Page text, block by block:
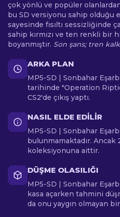
çok yönlü ve popüler
bu SD versiyonu sahip olduğu
sayesinde fısıltı sessizliğinde
sahip kırmızı ve ten renkli bir
boyanmıştır. Son şans; tren
ARKA PLAN
MP5-SD | Sonbahar
tarihinde "Operation
CS2'de çıkış yaptı.
NASIL ELDE EDILIR
MP5-SD | Sonbahar
bulunmamaktadır. Ancak
koleksiyonuna aittir.
DÜŞME OLASILIĞI
MP5-SD | Sonbahar
kasa açarken tahmini
da onu yaygın olmayan